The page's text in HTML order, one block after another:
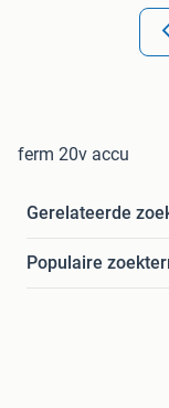
ferm 20v accu
Gerelateerde
Populaire